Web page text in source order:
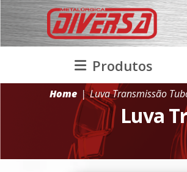
Produtos
Home Luva Transmissão
Luva